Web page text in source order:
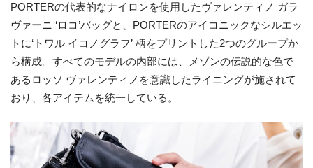
PORTERの代表的なナイロンを使用したヴァレンティノ ガラ
ヴァーニ ‘ロコ’バッグと、PORTERのアイコニックなシルエッ
トに‘トワル イコノグラフ’ 柄をプリントした2つのグループか
ら構成。すべてのモデルの内部には、メゾンの伝説的な色で
あるロッソ ヴァレンティノを意識したライニングが施されて
おり、各アイテムを統一している。